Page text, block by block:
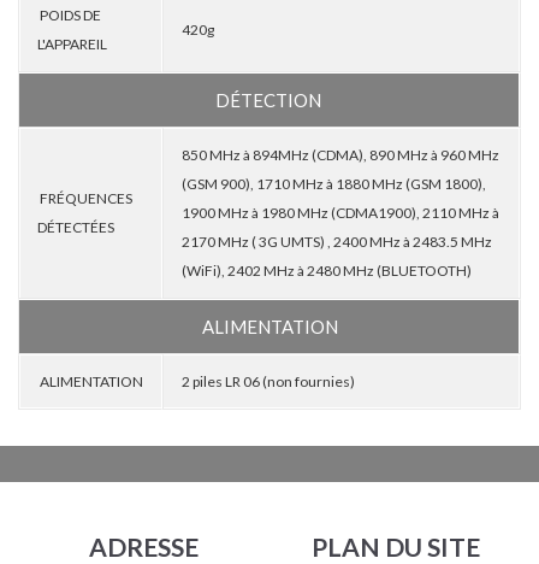
POIDS DE
L'APPAREIL
420g
DÉTECTION
FRÉQUENCES
DÉTECTÉES
850 MHz à 894MHz (CDMA), 890 MHz à 960 MHz
(GSM 900), 1710 MHz à 1880 MHz (GSM 1800),
1900 MHz à 1980 MHz (CDMA1900), 2110 MHz à
2170 MHz ( 3G UMTS) , 2400 MHz à 2483.5 MHz
(WiFi), 2402 MHz à 2480 MHz (BLUETOOTH)
ALIMENTATION
ALIMENTATION 2 piles LR 06 (non fournies)
ADRESSE PLAN DU SITE